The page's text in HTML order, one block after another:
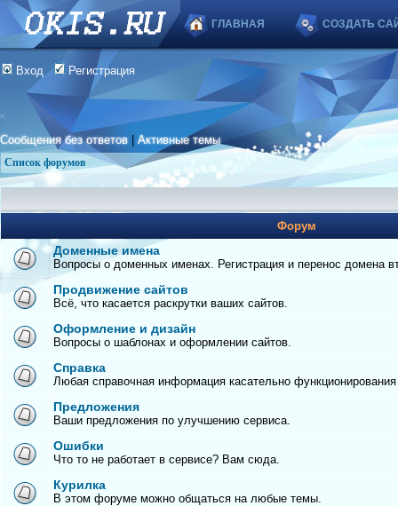
ГЛАВНАЯ СОЗДАТЬ
Вход Регистрация
Сообщения без ответов |Активные темы
Список форумов
Форум
Доменные имена
Вопросы о доменных именах. Регистрация и перенос домена
Продвижение сайтов
Всё, что касается раскрутки ваших сайтов.
Оформление и дизайн
Вопросы о шаблонах и оформлении сайтов.
Справка
Любая справочная информация касательно
Предложения
Ваши предложения по улучшению сервиса.
Ошибки
Что то не работает в сервисе? Вам сюда.
Курилка
В этом форуме можно общаться на любые темы.